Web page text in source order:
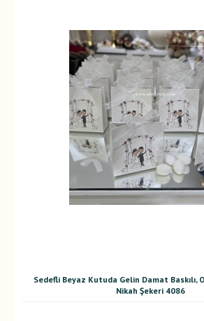
Sedefli Beyaz Kutuda Gelin Damat Baskılı,
Nikah Şekeri 4086